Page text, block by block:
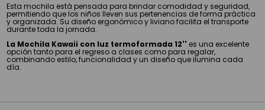
Esta mochila está pensada para brindar comodidad y seguridad,
permitiendo que los niños lleven sus pertenencias de forma práctica
y organizada. Su diseño ergonómico y liviano facilita el transporte
durante toda la jornada.
La Mochila Kawaii con luz termoformada 12'' es una excelente
opción tanto para el regreso a clases como para regalar,
combinando estilo, funcionalidad y un diseño que ilumina cada
día.